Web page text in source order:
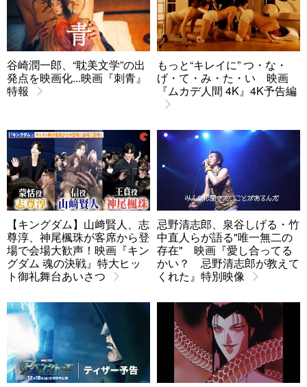
谷崎潤一郎、“耽美文学”の出
発点を映画化...映画『刺青』
特報
もっと“キレイに” つ・な・
げ・て・み・た・い 映画
『ムカデ人間 4K』4K予告編
【キングダム】山﨑賢人、志
尊淳、神尾楓珠が客席から登
場で会場大歓声！映画『キン
グダム 魂の決戦』特大ヒッ
ト御礼舞台あいさつ
忌野清志郎、泉谷しげる・竹
中直人らが語る"唯一無二の
存在" 映画『愛し合ってる
かい？ 忌野清志郎が教えて
くれた』特別映像